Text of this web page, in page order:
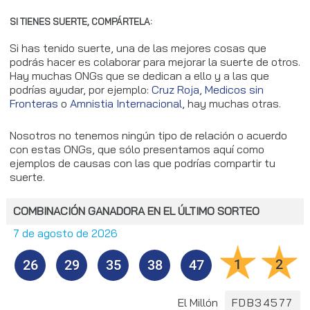
SI TIENES SUERTE, COMPÁRTELA:
Si has tenido suerte, una de las mejores cosas que
podrás hacer es colaborar para mejorar la suerte de otros.
Hay muchas ONGs que se dedican a ello y a las que
podrías ayudar, por ejemplo: Cruz Roja, Medicos sin
Fronteras o Amnistia Internacional, hay muchas otras.
Nosotros no tenemos ningún tipo de relación o acuerdo
con estas ONGs, que sólo presentamos aquí como
ejemplos de causas con las que podrías compartir tu
suerte.
COMBINACIÓN GANADORA EN EL ÚLTIMO SORTEO
7 de agosto de 2026
26 29 35 38 47 1 2
El Millón FDB34577